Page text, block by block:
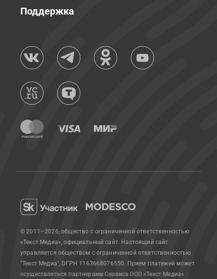
Поддержка
© 2011—2026, общество с ограниченной ответственностью
«Текст Медиа», официальный сайт. Настоящий сайт
управляется обществом с ограниченной ответственностью
"Текст Медиа", ОГРН 1163668076550. Прием платежей может
осуществляться партнерами Сервиса.ООО «Текст Медиа»